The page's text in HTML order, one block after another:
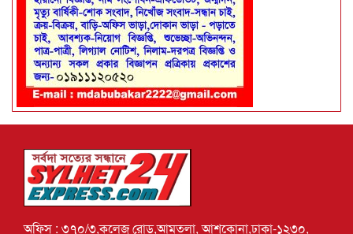
অফিস : ৩৭০/৩,কলেজ রোড,আমতলা, আশকোনা,ঢাকা-১২৩০,